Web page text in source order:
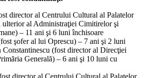
director al Centrului Cultural al Palatelor
ulterior al Administraţiei Cimitirelor şi
– 11 ani şi 6 luni închisoare
şofer al lui Oprescu) – 7 ani şi 2 luni
(fost director al Direcţiei
Generală) – 6 ani şi 10 luni cu
director al Centrului Cultural al Palatelor